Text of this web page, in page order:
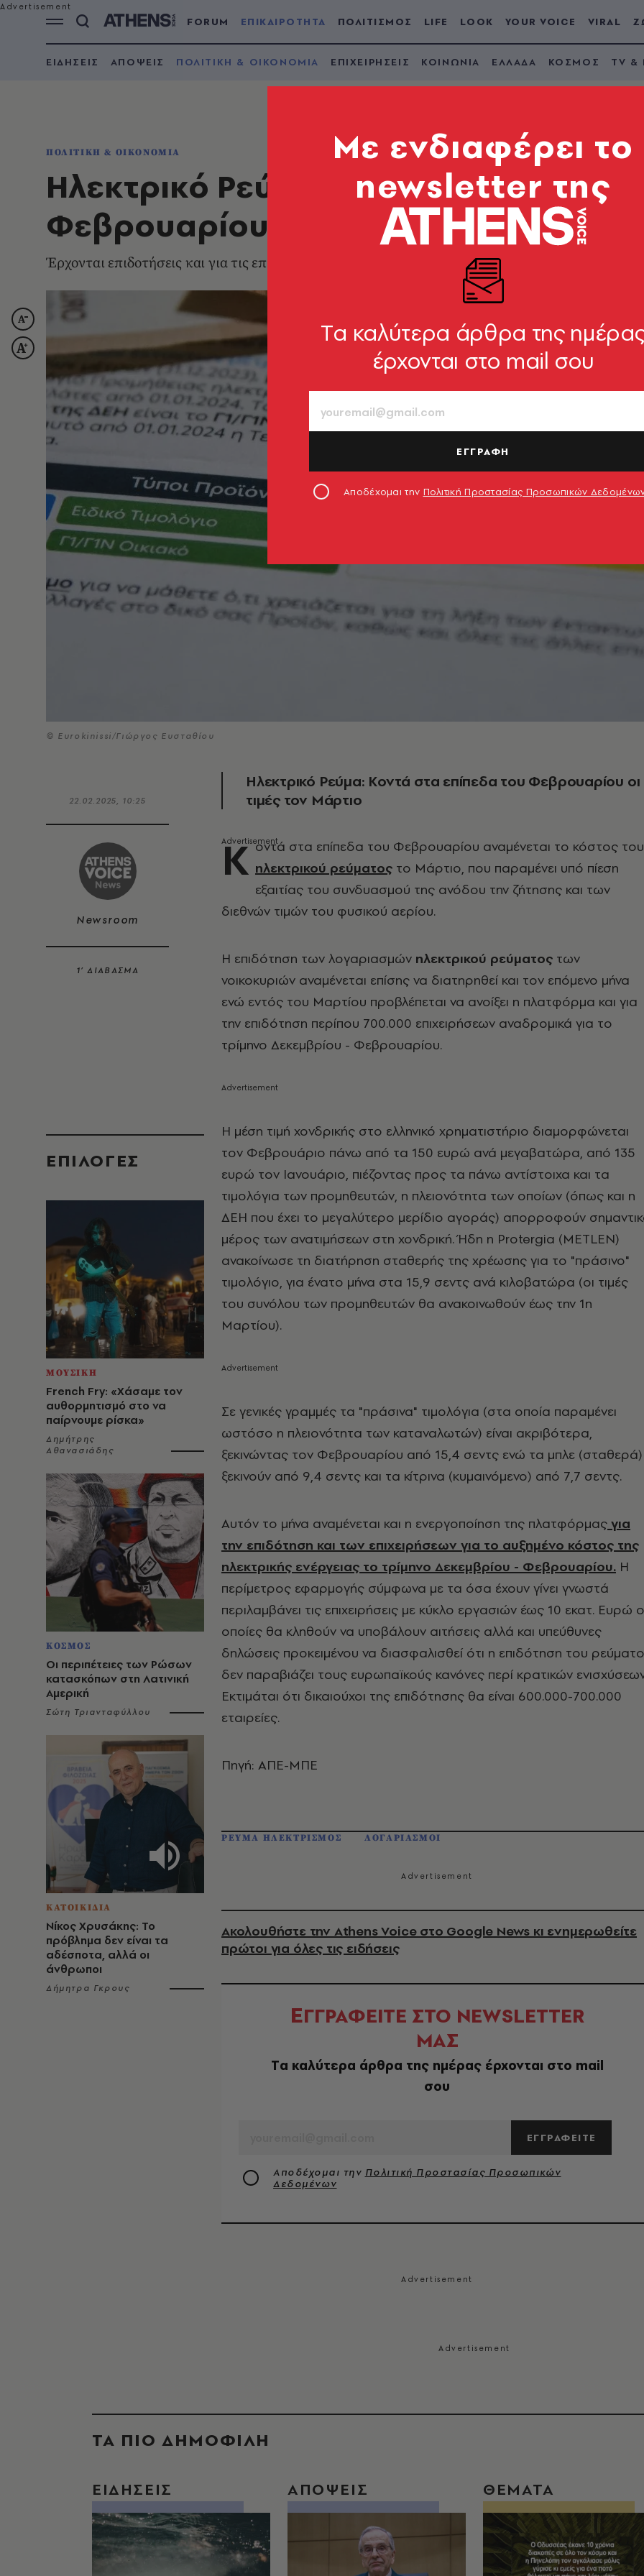
FORUM ΕΠΙΚΑΙΡΟΤΗΤΑ ΠΟΛΙΤΙΣΜΟΣ LIFE LOOK YOUR VOICE VIRAL
ΕΙΔΗΣΕΙΣ ΑΠΟΨΕΙΣ ΠΟΛΙΤΙΚΗ & ΟΙΚΟΝΟΜΙΑ ΕΠΙΧΕΙΡΗΣΕΙΣ ΚΟΙΝΩΝΙΑ ΕΛΛΑΔΑ ΚΟΣΜΟΣ TV &
ΠΟΛΙΤΙΚΗ & ΟΙΚΟΝΟΜΙΑ
Ηλεκτρικό Ρεύμα: Κοντά στα επίπεδα
Φεβρουαρίου οι τιμές τον Μάρτιο
Έρχονται επιδοτήσεις και για τις επιχειρήσεις
© Eurokinissi/Γιώργος Ευσταθίου
22.02.2025, 10:25
Newsroom
1’ ΔΙΑΒΑΣΜΑ
EΠΙΛΟΓΈΣ
ΜΟΥΣΙΚΗ
French Fry: «Χάσαμε τον
αυθορμητισμό στο να
παίρνουμε ρίσκα»
Δημήτρης
Αθανασιάδης
ΚΟΣΜΟΣ
Οι περιπέτειες των Ρώσων
κατασκόπων στη Λατινική
Αμερική
Σώτη Τριανταφύλλου
ΚΑΤΟΙΚΙΔΙΑ
Νίκος Χρυσάκης: Το
πρόβλημα δεν είναι τα
αδέσποτα, αλλά οι
άνθρωποι
Δήμητρα Γκρους
Ηλεκτρικό Ρεύμα: Κοντά στα επίπεδα του Φεβρουαρίου οι
τιμές τον Μάρτιο
Κ οντά στα επίπεδα του Φεβρουαρίου αναμένεται το κόστος τoυ
ηλεκτρικού ρεύματος το Μάρτιο, που παραμένει υπό πίεση
εξαιτίας του συνδυασμού της ανόδου την ζήτησης και των
διεθνών τιμών του φυσικού αερίου.
Η επιδότηση των λογαριασμών ηλεκτρικού ρεύματος των
νοικοκυριών αναμένεται επίσης να διατηρηθεί και τον επόμενο μήνα
ενώ εντός του Μαρτίου προβλέπεται να ανοίξει η πλατφόρμα και για
την επιδότηση περίπου 700.000 επιχειρήσεων αναδρομικά για το
τρίμηνο Δεκεμβρίου - Φεβρουαρίου.
Η μέση τιμή χονδρικής στο ελληνικό χρηματιστήριο διαμορφώνεται
τον Φεβρουάριο πάνω από τα 150 ευρώ ανά μεγαβατώρα, από 135
ευρώ τον Ιανουάριο, πιέζοντας προς τα πάνω αντίστοιχα και τα
τιμολόγια των προμηθευτών, η πλειονότητα των οποίων (όπως και η
ΔΕΗ που έχει το μεγαλύτερο μερίδιο αγοράς) απορροφούν
μέρος των ανατιμήσεων στη χονδρική. Ήδη η Protergia (METLEN)
ανακοίνωσε τη διατήρηση σταθερής της χρέωσης για το "πράσινο"
τιμολόγιο, για ένατο μήνα στα 15,9 σεντς ανά κιλοβατώρα (οι τιμές
του συνόλου των προμηθευτών θα ανακοινωθούν έως την 1η
Μαρτίου).
Σε γενικές γραμμές τα "πράσινα" τιμολόγια (στα οποία παραμένει
ωστόσο η πλειονότητα των καταναλωτών) είναι ακριβότερα,
ξεκινώντας τον Φεβρουαρίου από 15,4 σεντς ενώ τα μπλε (σταθερά)
ξεκινούν από 9,4 σεντς και τα κίτρινα (κυμαινόμενο) από 7,7 σεντς.
Αυτόν το μήνα αναμένεται και η ενεργοποίηση της πλατφόρμας για
την επιδότηση και των επιχειρήσεων για το αυξημένο κόστος της
ηλεκτρικής ενέργειας το τρίμηνο Δεκεμβρίου - Φεβρουαρίου. Η
περίμετρος εφαρμογής σύμφωνα με τα όσα έχουν γίνει γνωστά
περιλαμβάνει τις επιχειρήσεις με κύκλο εργασιών έως 10 εκατ. Ευρώ
οποίες θα κληθούν να υποβάλουν αιτήσεις αλλά και υπεύθυνες
δηλώσεις προκειμένου να διασφαλισθεί ότι η επιδότηση του
δεν παραβιάζει τους ευρωπαϊκούς κανόνες περί κρατικών
Εκτιμάται ότι δικαιούχοι της επιδότησης θα είναι 600.000-700.000
εταιρείες.
Πηγή: ΑΠΕ-ΜΠΕ
ΡΕΥΜΑ ΗΛΕΚΤΡΙΣΜΟΣ ΛΟΓΑΡΙΑΣΜΟΙ
Ακολουθήστε την Athens Voice στο Google News κι ενημερωθείτε
πρώτοι για όλες τις ειδήσεις
ΕΓΓΡΑΦΕΙΤΕ ΣΤΟ NEWSLETTER
ΜΑΣ
Tα καλύτερα άρθρα της ημέρας έρχονται στο mail
σου
ΕΓΓΡΑΦΕΙΤΕ
Αποδέχομαι την Πολιτική Προστασίας Προσωπικών
Δεδομένων
ΤΑ ΠΙΟ ΔΗΜΟΦΙΛΗ
ΕΙΔΗΣΕΙΣ ΑΠΟΨΕΙΣ ΘΕΜΑΤΑ
Mε ενδιαφέρει το
newsletter της
Tα καλύτερα άρθρα της
έρχονται στο mail σου
ΕΓΓΡΑΦΗ
Αποδέχομαι την Πολιτική Προστασίας Προσωπικών